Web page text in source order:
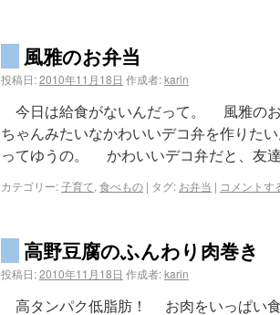
風雅のお弁当
投稿日:2010年11月18日 作成者:karin
今日は給食がないんだって。 風雅の
ちゃんみたいなかわいいデコ弁を作りた
ってゆうの。 かわいいデコ弁だと、友
カテゴリー:子育て, 食べもの | タグ: お弁当 | コメントす
高野豆腐のふんわり肉巻き
投稿日:2010年11月18日 作成者:karin
高タンパク低脂肪！ お肉をいっぱい